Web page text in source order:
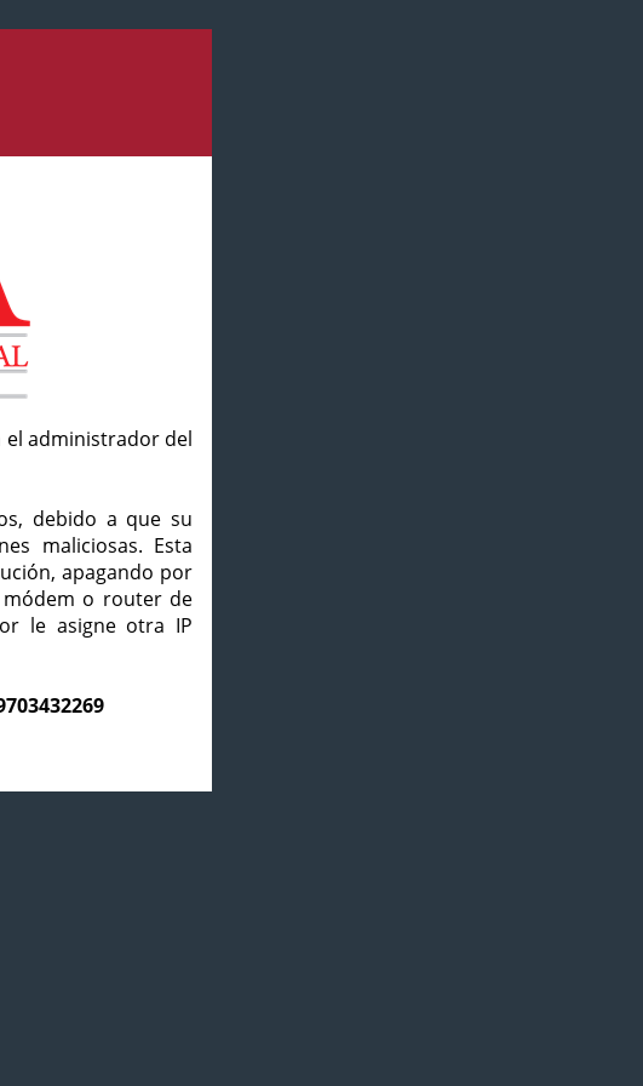
el administrador del
debido a que su
maliciosas. Esta
apagando por
o router de
le asigne otra IP